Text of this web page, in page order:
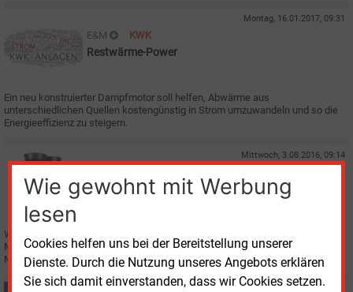
Wie gewohnt mit Werbung
lesen
Cookies helfen uns bei der Bereitstellung unserer
Dienste. Durch die Nutzung unseres Angebots erklären
Sie sich damit einverstanden, dass wir Cookies setzen.
Montag, 16.01.2017, 09:31
E&M KWK
Restwärme-Power
Ein neu konstruierter Dampfmotor soll helfen, Abwärme aus
unterschiedlichen Quellen kostengünstig in Strom umzuwandeln und so die
Energieeffizienz zu steigern.
Mittwoch, 3.08.2016, 09:14
An der Quelle schöpfen
Wie macht man aus Abwärme möglichst günstig Strom? Ein junges
Münchener Unternehmen hat dazu eine kompakte und dezentral einsetzbare
Maschine entwickelt.